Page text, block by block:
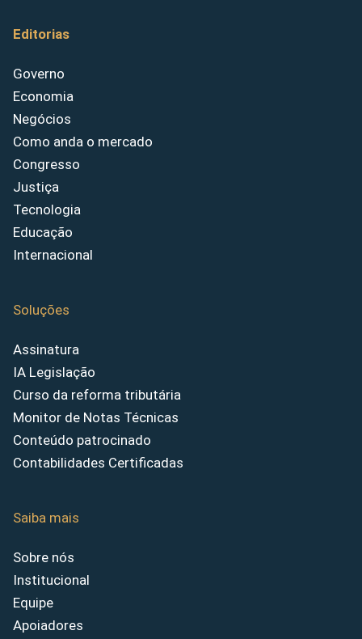
Editorias
Governo
Economia
Negócios
Como anda o mercado
Congresso
Justiça
Tecnologia
Educação
Internacional
Soluções
Assinatura
IA Legislação
Curso da reforma tributária
Monitor de Notas Técnicas
Conteúdo patrocinado
Contabilidades Certificadas
Saiba mais
Sobre nós
Institucional
Equipe
Apoiadores